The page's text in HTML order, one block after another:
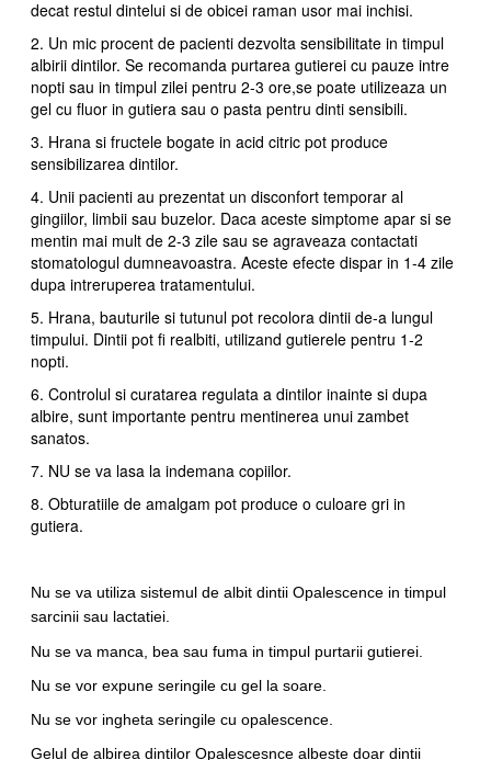
decat restul dintelui si de obicei raman usor mai inchisi.
2. Un mic procent de pacienti dezvolta sensibilitate in timpul
albirii dintilor. Se recomanda purtarea gutierei cu pauze intre
nopti sau in timpul zilei pentru 2-3 ore,se poate utilizeaza un
gel cu fluor in gutiera sau o pasta pentru dinti sensibili.
3. Hrana si fructele bogate in acid citric pot produce
sensibilizarea dintilor.
4. Unii pacienti au prezentat un disconfort temporar al
gingiilor, limbii sau buzelor. Daca aceste simptome apar si se
mentin mai mult de 2-3 zile sau se agraveaza contactati
stomatologul dumneavoastra. Aceste efecte dispar in 1-4 zile
dupa intreruperea tratamentului.
5. Hrana, bauturile si tutunul pot recolora dintii de-a lungul
timpului. Dintii pot fi realbiti, utilizand gutierele pentru 1-2
nopti.
6. Controlul si curatarea regulata a dintilor inainte si dupa
albire, sunt importante pentru mentinerea unui zambet
sanatos.
7. NU se va lasa la indemana copiilor.
8. Obturatiile de amalgam pot produce o culoare gri in
gutiera.
Nu se va utiliza sistemul de albit dintii Opalescence in timpul
sarcinii sau lactatiei.
Nu se va manca, bea sau fuma in timpul purtarii gutierei.
Nu se vor expune seringile cu gel la soare.
Nu se vor ingheta seringile cu opalescence.
Gelul de albirea dintilor Opalescesnce albeste doar dintii